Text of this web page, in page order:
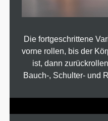
Die fortgeschrittene
vorne rollen, bis der
ist, dann
Bauch-, Schulter- und